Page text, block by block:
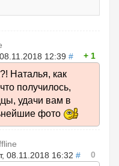
12:39 # 1
Наталья, как
получилось,
удачи вам в
фото
08.11.2018 16:32 # 0